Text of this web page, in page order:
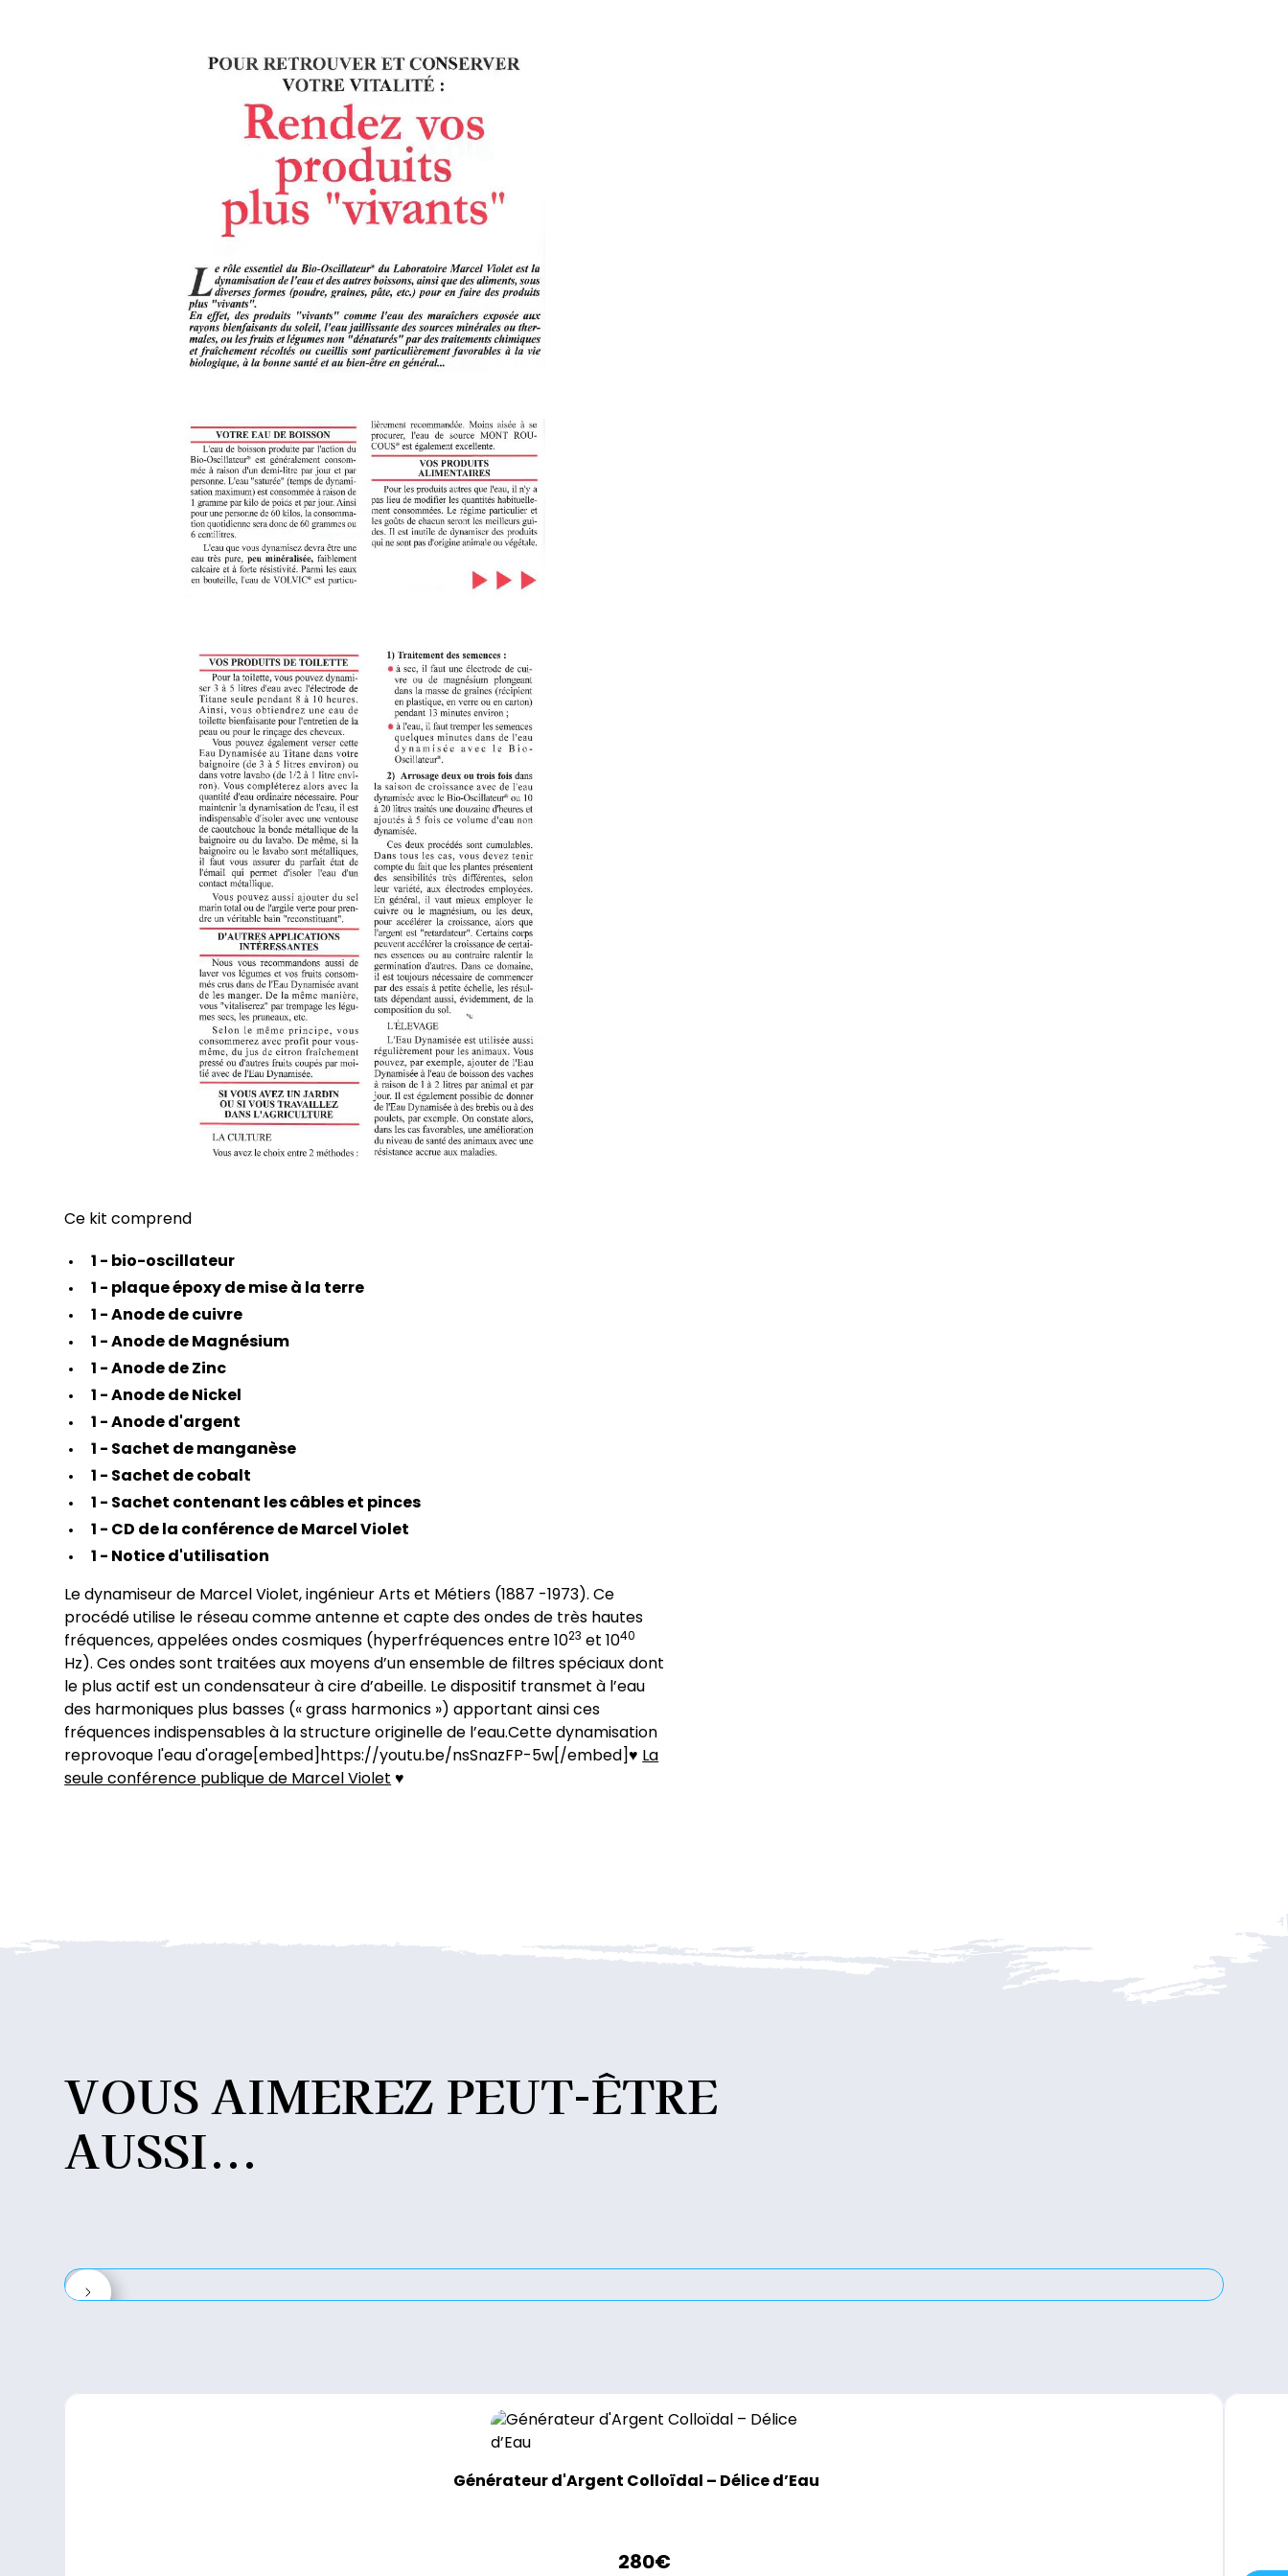
Ce kit comprend
1 - bio-oscillateur
1 - plaque époxy de mise à la terre
1 - Anode de cuivre
1 - Anode de Magnésium
1 - Anode de Zinc
1 - Anode de Nickel
1 - Anode d'argent
1 - Sachet de manganèse
1 - Sachet de cobalt
1 - Sachet contenant les câbles et pinces
1 - CD de la conférence de Marcel Violet
1 - Notice d'utilisation
Le dynamiseur de Marcel Violet, ingénieur Arts et Métiers (1887 -1973). Ce
procédé utilise le réseau comme antenne et capte des ondes de très hautes
fréquences, appelées ondes cosmiques (hyperfréquences entre 1023 et 1040
Hz). Ces ondes sont traitées aux moyens d’un ensemble de filtres spéciaux dont
le plus actif est un condensateur à cire d’abeille. Le dispositif transmet à l’eau
des harmoniques plus basses (« grass harmonics ») apportant ainsi ces
fréquences indispensables à la structure originelle de l’eau.Cette dynamisation
reprovoque l'eau d'orage[embed]https://youtu.be/nsSnazFP-5w[/embed]♥ La
seule conférence publique de Marcel Violet ♥
VOUSAIMEREZ PEUT-ÊTRE
AUSSI...
Générateur d'Argent Colloïdal – Délice d’Eau
280€